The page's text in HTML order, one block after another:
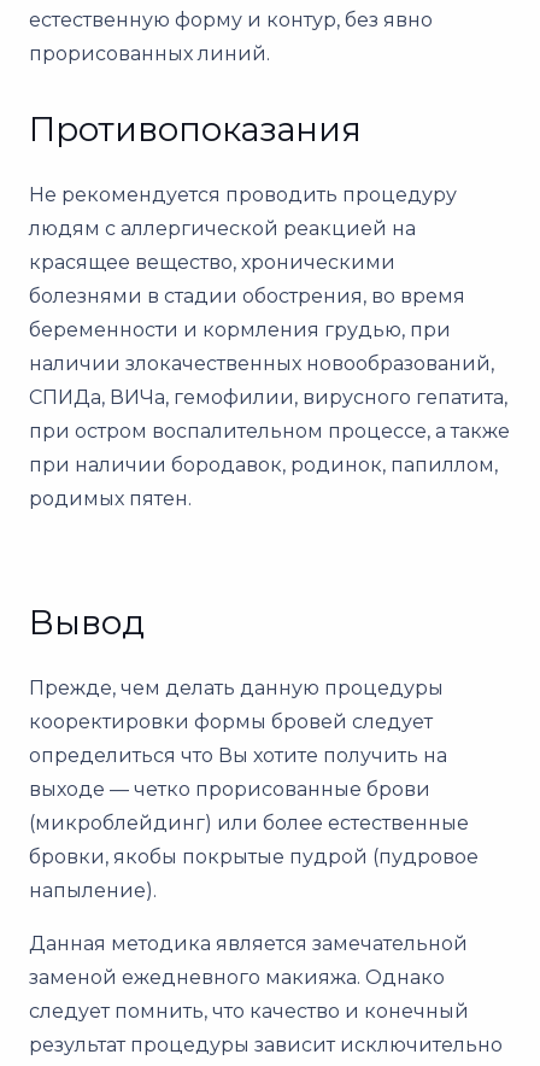
естественную форму и контур, без явно
прорисованных линий.
Противопоказания
Не рекомендуется проводить процедуру
людям с аллергической реакцией на
красящее вещество, хроническими
болезнями в стадии обострения, во время
беременности и кормления грудью, при
наличии злокачественных новообразований,
СПИДа, ВИЧа, гемофилии, вирусного гепатита,
при остром воспалительном процессе, а также
при наличии бородавок, родинок, папиллом,
родимых пятен.
Вывод
Прежде, чем делать данную процедуры
кооректировки формы бровей следует
определиться что Вы хотите получить на
выходе — четко прорисованные брови
(микроблейдинг) или более естественные
бровки, якобы покрытые пудрой (пудровое
напыление).
Данная методика является замечательной
заменой ежедневного макияжа. Однако
следует помнить, что качество и конечный
результат процедуры зависит исключительно